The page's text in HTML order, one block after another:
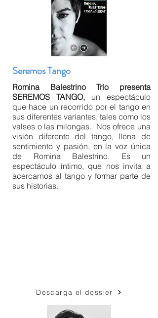
Seremos Tango
Romina Balestrino Trío presenta
SEREMOS TANGO, un espectáculo
que hace un recorrido por el tango en
sus diferentes variantes, tales como los
valses o las milongas. Nos ofrece una
visión diferente del tango, llena de
sentimiento y pasión, en la voz única
de Romina Balestrino. Es un
espectáculo íntimo, que nos invita a
acercarnos al tango y formar parte de
sus historias.
Descarga el dossier